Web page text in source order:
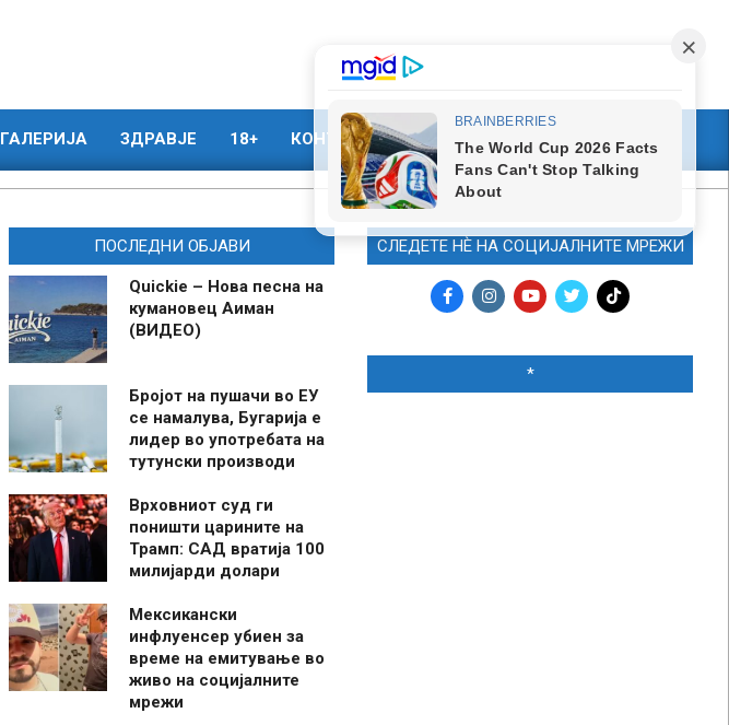
ГАЛЕРИЈА ЗДРАВЈЕ 18+ КОНТАКТ МАРКЕТИНГ
ПОСЛЕДНИ ОБЈАВИ
Quickie – Нова песна на
кумановец Аиман
(ВИДЕО)
Бројот на пушачи во ЕУ
се намалува, Бугарија е
лидер во употребата на
тутунски производи
Врховниот суд ги
поништи царините на
Трамп: САД вратија 100
милијарди долари
Мексикански
инфлуенсер убиен за
време на емитување во
живо на социјалните
мрежи
СЛЕДЕТЕ НЀ НА СОЦИЈАЛНИТЕ МРЕЖИ
*